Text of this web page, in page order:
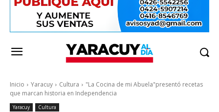
Inicio Yaracuy Cultura
"La Cocina de mi Abuela"presentó recetas
que marcan historia en Independencia
Yaracuy Cultura